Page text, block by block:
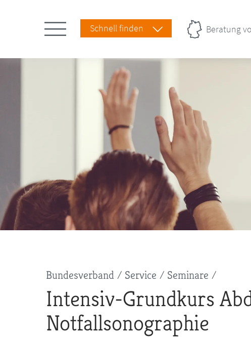
Schnell finden Beratung
Pfadnavigation
Bundesverband Service Seminare
Intensiv-Grundkurs
Notfallsonographie